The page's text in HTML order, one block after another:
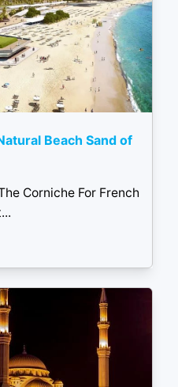
Beach Sand of
Corniche For French